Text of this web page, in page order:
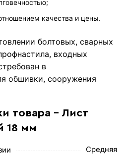
качества и цены.
болтовых, сварных
входных
в
обшивки, сооружения
товара - Лист
18 мм
Средняя